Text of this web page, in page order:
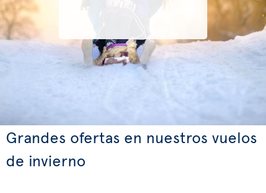
Grandes ofertas en nuestros vuelos
de invierno